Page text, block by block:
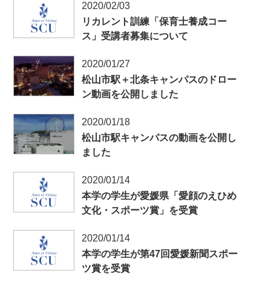
2020/02/03
リカレント訓練「保育士養成コー
ス」受講者募集について
2020/01/27
松山市駅＋北条キャンパスのドロー
ン動画を公開しました
2020/01/18
松山市駅キャンパスの動画を公開し
ました
2020/01/14
本学の学生が愛媛県「愛顔のえひめ
文化・スポーツ賞」を受賞
2020/01/14
本学の学生が第47回愛媛新聞スポー
ツ賞を受賞